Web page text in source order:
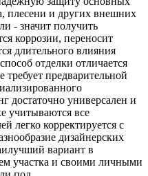
плесени и других внешних
- значит получить
коррозии, переносит
длительного влияния
отделки отличается
требует предварительной
достаточно универсален и
учитываются все
легко корректируется с
дизайнерских
вариант в
участка и своими личными